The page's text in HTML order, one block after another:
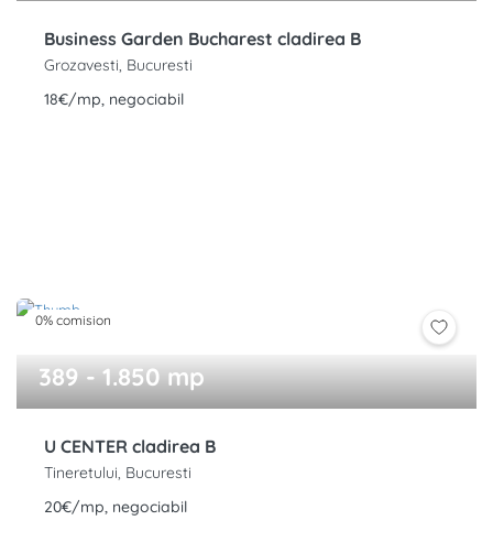
Business Garden Bucharest cladirea B
Grozavesti, Bucuresti
18€/mp, negociabil
0% comision
389 - 1.850 mp
U CENTER cladirea B
Tineretului, Bucuresti
20€/mp, negociabil